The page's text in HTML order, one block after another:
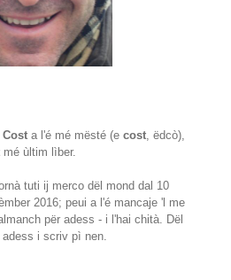
Cost a l'é mé mësté (ecost , ëdcò),
mé ùltim lìber.
tuti ij merco dël mond dal 10
2016; peui a l'é mancaje 'l me
për adess - i l'hai chità. Dël
i scriv pì nen.